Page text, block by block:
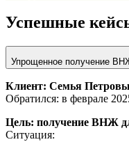
Успешные
Упрощенное получение
Клиент: Семья
Обратился: в феврале
Цель: получение ВНЖ
Ситуация: